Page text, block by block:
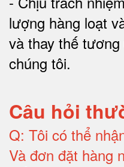
lượng hàng loạt
và thay thế
chúng tôi.
Câu hỏi
Q: Tôi có thể
Và đơn đặt hàng